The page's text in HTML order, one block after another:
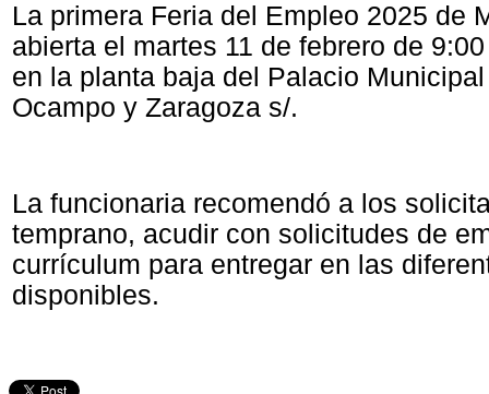
La primera Feria del Empleo 2025 de
abierta el martes 11 de febrero de
en la planta baja del Palacio
Ocampo y Zaragoza s/.
La funcionaria recomendó a los
temprano, acudir con solicitudes de
currículum para entregar en las
disponibles.